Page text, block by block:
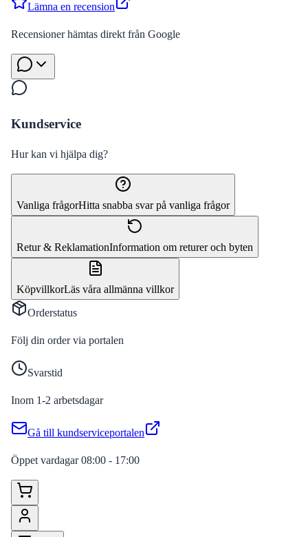
Lämna en recension
Recensioner hämtas direkt från Google
Kundservice
Hur kan vi hjälpa dig?
Vanliga frågorHitta snabba svar på vanliga frågor
Retur & ReklamationInformation om returer och byten
KöpvillkorLäs våra allmänna villkor
Orderstatus
Följ din order via portalen
Svarstid
Inom 1-2 arbetsdagar
Gå till kundserviceportalen
Öppet vardagar 08:00 - 17:00